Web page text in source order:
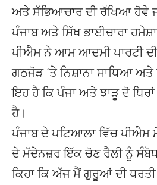
ਅਤੇ ਸੱਭਿਆਚਾਰ ਦੀ ਰੱਖਿਆ ਹੋਵੇ
ਪੰਜਾਬ ਅਤੇ ਸਿੱਖ ਭਾਈਚਾਰਾ
ਪੀਐਮ ਨੇ ਆਮ ਆਦਮੀ ਪਾਰਟੀ
ਗਠਜੋੜ ‘ਤੇ ਨਿਸ਼ਾਨਾ ਸਾਧਿਆ ਅਤੇ
ਇਹ ਹੈ ਕਿ ਪੰਜਾ ਅਤੇ ਝਾੜੂ ਦੋ
ਹੈ।
ਪੰਜਾਬ ਦੇ ਪਟਿਆਲਾ ਵਿੱਚ ਪੀਐਮ
ਦੇ ਮੱਦੇਨਜ਼ਰ ਇੱਕ ਚੋਣ ਰੈਲੀ ਨੂੰ
ਕਿਹਾ ਕਿ ਅੱਜ ਮੈਂ ਗੁਰੂਆਂ ਦੀ ਧਰਤੀ